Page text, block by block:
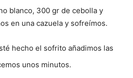
blanco, 300 gr de cebolla y
en una cazuela y sofreímos.
hecho el sofrito añadimos las
unos minutos.